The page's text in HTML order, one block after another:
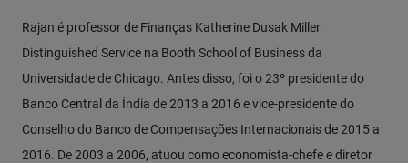
Rajan é professor de Finanças Katherine Dusak Miller
Distinguished Service na Booth School of Business da
Universidade de Chicago. Antes disso, foi o 23º presidente do
Banco Central da Índia de 2013 a 2016 e vice-presidente do
Conselho do Banco de Compensações Internacionais de 2015 a
2016. De 2003 a 2006, atuou como economista-chefe e diretor